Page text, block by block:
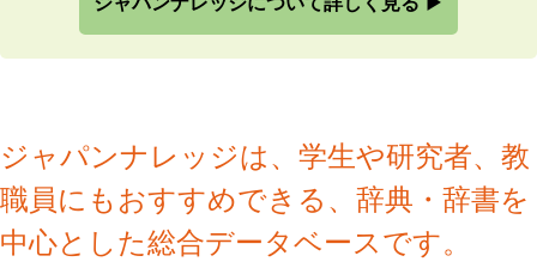
ジャパンナレッジは、学生や研究者、教
職員にもおすすめできる、辞典・辞書を
中心とした総合データベースです。